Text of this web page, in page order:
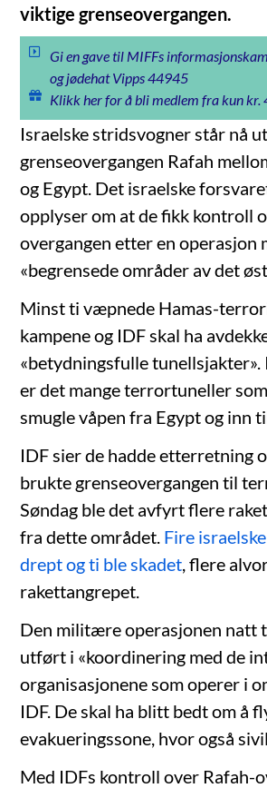
viktige grenseovergangen.
Gi en gave til MIFFs
og jødehat Vipps 44945
Klikk her for å bli medlem fra kun kr.
Israelske stridsvogner står nå
grenseovergangen Rafah
og Egypt. Det israelske
opplyser om at de fikk kontroll
overgangen etter en operasjon
«begrensede områder av det
Minst ti væpnede Hamas-
kampene og IDF skal ha
«betydningsfulle
er det mange terrortuneller
smugle våpen fra Egypt og inn
IDF sier de hadde etterretning
brukte grenseovergangen til
Søndag ble det avfyrt flere
fra dette området. Fire
drept og ti ble skadet , flere
rakettangrepet.
Den militære operasjonen natt
utført i «koordinering med de
organisasjonene som operer i
IDF. De skal ha blitt bedt om å
evakueringssone, hvor også
Med IDFs kontroll over Rafah-